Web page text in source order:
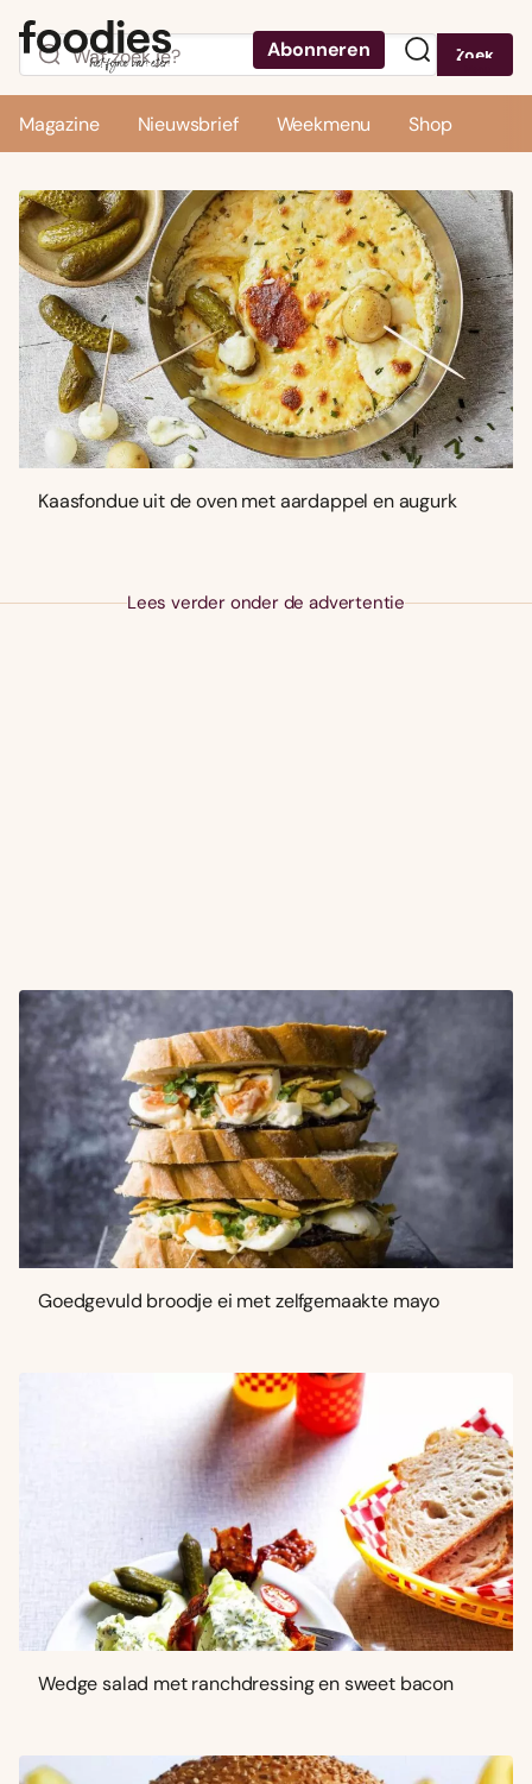
Abonneren Zoek
Magazine Nieuwsbrief Weekmenu Shop
Kaasfondue uit de oven met aardappel en augurk
Lees verder onder de advertentie
Goedgevuld broodje ei met zelfgemaakte mayo
Wedge salad met ranchdressing en sweet bacon